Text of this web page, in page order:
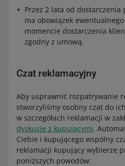
Przez 2 lata od
ma obowiązek
momencie dostarczenia
zgodny z umową.
Czat reklamacyjny
Aby usprawnić rozpatrywanie
stworzyliśmy osobny czat do
w szczegółach reklamacji w
dyskusje z kupującymi.
Ciebie i kupującego wspólny
reklamacji kupujący wybierze
poniższych powodów: